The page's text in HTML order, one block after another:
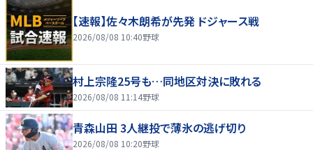
【速報】佐々木朗希が先発 ドジャース戦
2026/08/08 10:40野球
村上宗隆25号も…同地区対決に敗れる
2026/08/08 11:14野球
青森山田 3人継投で薄氷の逃げ切り
2026/08/08 10:20野球